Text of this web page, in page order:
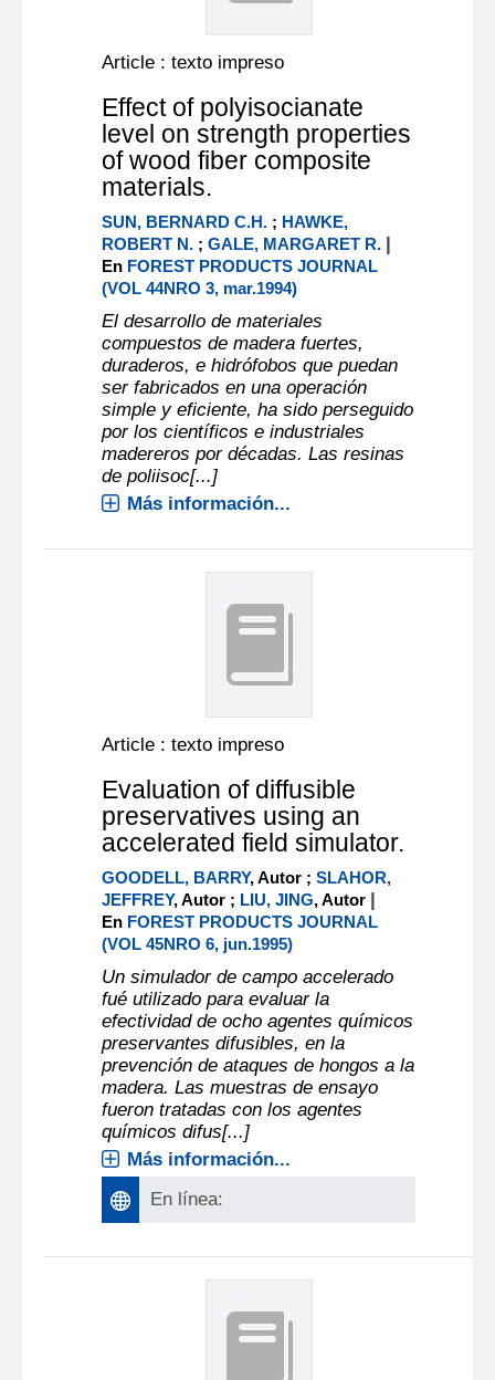
Article : texto impreso
Effect of polyisocianate
level on strength properties
of wood fiber composite
materials.
SUN, BERNARD C.H. ; HAWKE,
ROBERT N. ;GALE, MARGARET R. |
En FOREST PRODUCTS JOURNAL
(VOL 44NRO 3, mar.1994)
El desarrollo de materiales
compuestos de madera fuertes,
duraderos, e hidrófobos que puedan
ser fabricados en una operación
simple y eficiente, ha sido perseguido
por los científicos e industriales
madereros por décadas. Las resinas
de poliisoc[...]
Más información...
Article : texto impreso
Evaluation of diffusible
preservatives using an
accelerated field simulator.
GOODELL, BARRY, Autor ;SLAHOR,
JEFFREY, Autor ; LIU, JING, Autor |
En FOREST PRODUCTS JOURNAL
(VOL 45NRO 6, jun.1995)
Un simulador de campo accelerado
fué utilizado para evaluar la
efectividad de ocho agentes químicos
preservantes difusibles, en la
prevención de ataques de hongos a la
madera. Las muestras de ensayo
fueron tratadas con los agentes
químicos difus[...]
Más información...
En línea: